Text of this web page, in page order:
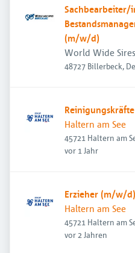
Sachbearbeiter/
(m/w/d)
World Wide
48727 Billerbeck,
Haltern am See
45721 Haltern am
Veröffentlicht
vor 1 Jahr
Erzieher (m/w/d)
Haltern am See
45721 Haltern am
Veröffentlicht
vor 2 Jahren